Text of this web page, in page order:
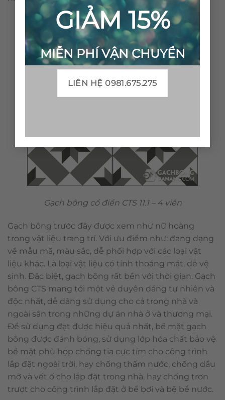
GIẢM 15%
MIỄN PHÍ VẬN CHUYỂN
LIÊN HỆ 0981.675.275
Gạch bông cổ điển CTS 11.1 – 4 viên
Gạch bông trước đây được xem như nữ hoàng
trong vật liệu trang trí. Với ưu điểm như: đang dạng
về mẫu mã, màu sắc, dễ phối hợp với các loại vật
liệu khác. Là loại vật liệu có tính thoáng mát, dễ vệ
sinh. Đặc biệt, gạch bông rất bền với thời gian. Gạch
bông CTS mang tới một vẻ duyên dáng tự nhiên và
độc nhất, dễ dàng sử dụng cho cả trong nhà và
ngoài sân trong những dự án nhà ở và thương mại.
Để sử dụng đạt được hiệu quả nhất, bề mặt gạch
bông được đánh bóng, sử dụng lớp hóa chất bảo vệ
bề mặt phù hợp chống tia cực tím cho công trình
lắp đặt ngoài trời, hay chống thấm nước, chống dầu
mỡ và vết ố cho lắp đặt trong nhà, hay chống trơn
trượt cho công trình lắp đặt ở bể bơi và bệ bể nước.